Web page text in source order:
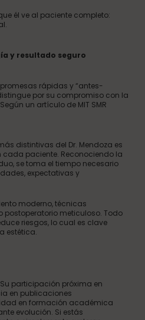
él ve al paciente completo:
y resultado seguro
rápidas y “antes-
por su compromiso con la
un artículo de MIT SMR
distintivas del Dr. Mendoza es
cada paciente. Reconociendo la
se toma el tiempo necesario
expectativas y
moderno, técnicas
meticuloso. Todo
riesgos, lo cual es clave
estética.
Su participación próxima en
en publicaciones
en formación académica
evolución. Si estás